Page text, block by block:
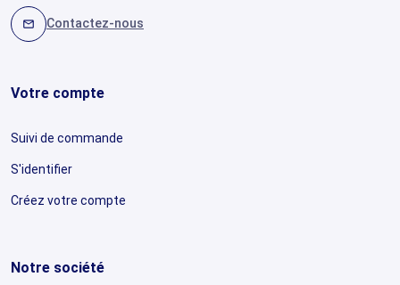
mail Contactez-nous
Votre compte
Suivi de commande
S'identifier
Créez votre compte
Notre société